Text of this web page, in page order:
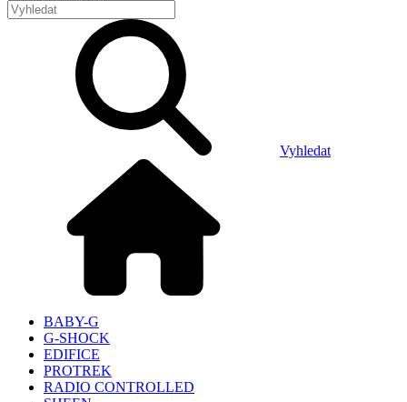
Vyhledat
BABY-G
G-SHOCK
EDIFICE
PROTREK
RADIO CONTROLLED